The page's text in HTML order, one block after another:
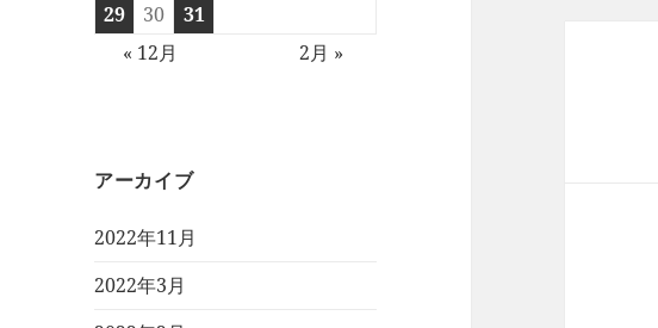
29
30
31
« 12月
2月 »
アーカイブ
2022年11月
2022年3月